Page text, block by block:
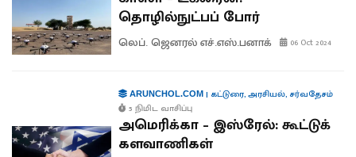
தொழில்நுட்பப் போர்
லெப். ஜெனரல் எச்.எஸ்.பனாக் 06 Oct 2024
ARUNCHOL.COM| கட்டுரை,அரசியல், சர்வதேசம்
5 நிமிட வாசிப்பு
அமெரிக்கா – இஸ்ரேல்: கூட்டுக்
களவாணிகள்